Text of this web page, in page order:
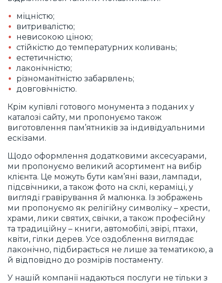
міцністю;
витривалістю;
невисокою ціною;
стійкістю до температурних коливань;
естетичністю;
лаконічністю;
різноманітністю забарвлень;
довговічністю.
Крім купівлі готового монумента з поданих у
каталозі сайту, ми пропонуємо також
виготовлення пам’ятників за індивідуальними
ескізами.
Щодо оформлення додатковими аксесуарами,
ми пропонуємо великий асортимент на вибір
клієнта. Це можуть бути кам’яні вази, лампади,
підсвічники, а також фото на склі, кераміці, у
вигляді гравірування й малюнка. Із зображень
ми пропонуємо як релігійну символіку – хрести,
храми, лики святих, свічки, а також професійну
та традиційну – книги, автомобілі, звірі, птахи,
квіти, гілки дерев. Усе оздоблення виглядає
лаконічно, підбирається не лише за тематикою, а
й відповідно до розмірів постаменту.
У нашій компанії надаються послуги не тільки з